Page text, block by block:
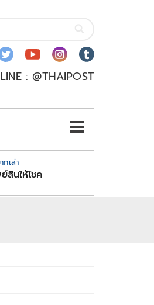
LINE : @THAIPOST
กเล่า
สินให้โชค